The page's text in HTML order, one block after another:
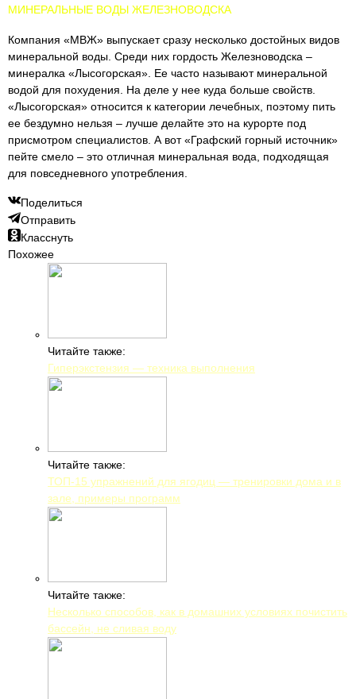
МИНЕРАЛЬНЫЕ ВОДЫ ЖЕЛЕЗНОВОДСКА
Компания «МВЖ» выпускает сразу несколько достойных видов
минеральной воды. Среди них гордость Железноводска –
минералка «Лысогорская». Ее часто называют минеральной
водой для похудения. На деле у нее куда больше свойств.
«Лысогорская» относится к категории лечебных, поэтому пить
ее бездумно нельзя – лучше делайте это на курорте под
присмотром специалистов. А вот «Графский горный источник»
пейте смело – это отличная минеральная вода, подходящая
для повседневного употребления.
Поделиться
Отправить
Класснуть
Похожее
Читайте также:
Гиперэкстензия — техника выполнения
Читайте также:
ТОП-15 упражнений для ягодиц — тренировки дома и в
зале, примеры программ
Читайте также:
Несколько способов, как в домашних условиях почистить
бассейн, не сливая воду